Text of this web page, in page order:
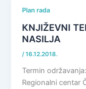
Plan rada
КNJIŽEVNI
NASILJA
/16.12.2018.
Termin
Regionalni centar